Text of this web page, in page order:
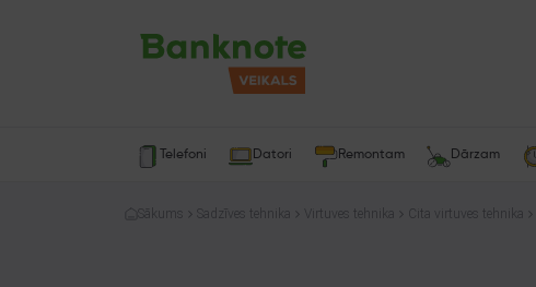
Telefoni Datori Remontam Dārzam
Sākums Sadzīves tehnika Virtuves tehnika Cita virtuves tehnika